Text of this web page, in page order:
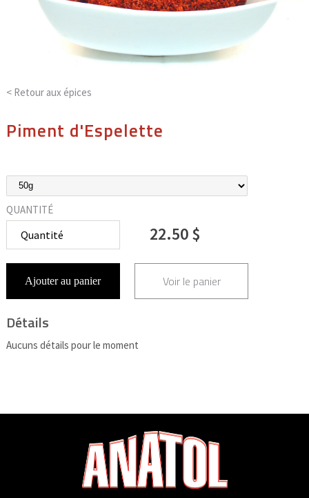
< Retour aux épices
Piment d'Espelette
QUANTITÉ
22.50 $
Ajouter au panier Voir le panier
Détails
Aucuns détails pour le moment